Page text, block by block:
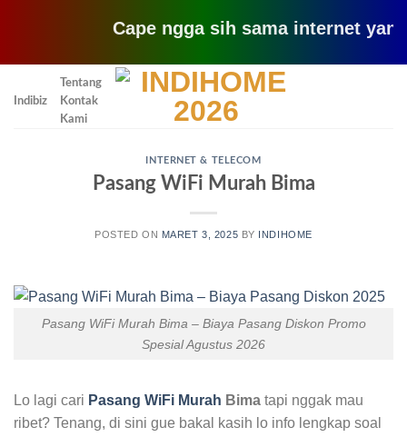
Cape ngga sih sama internet yang
Indibiz
Tentang
Kontak
Kami
INTERNET & TELECOM
Pasang WiFi Murah Bima
POSTED ON MARET 3, 2025 BY INDIHOME
Pasang WiFi Murah Bima – Biaya Pasang Diskon Promo
Spesial Agustus 2026
Lo lagi cari Pasang WiFi Murah Bima tapi nggak mau
ribet? Tenang, di sini gue bakal kasih lo info lengkap soal